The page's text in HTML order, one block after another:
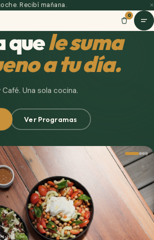
Recibí mañana. ✕
0
Café
Empresas
quele suma
a tu día.
Una sola cocina.
Ver Programas